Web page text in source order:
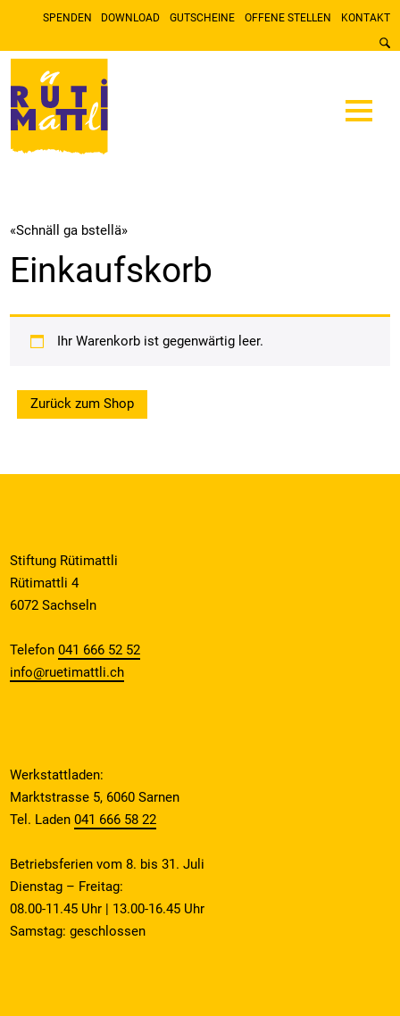
SPENDEN DOWNLOAD GUTSCHEINE OFFENE STELLEN KONTAKT
«Schnäll ga bstellä»
Einkaufskorb
Ihr Warenkorb ist gegenwärtig leer.
Zurück zum Shop
Stiftung Rütimattli
Rütimattli 4
6072 Sachseln
Telefon041 666 52 52
info@ruetimattli.ch
Werkstattladen:
Marktstrasse 5, 6060 Sarnen
Tel. Laden041 666 58 22
Betriebsferien vom 8. bis 31. Juli
Dienstag – Freitag:
08.00-11.45 Uhr | 13.00-16.45 Uhr
Samstag: geschlossen